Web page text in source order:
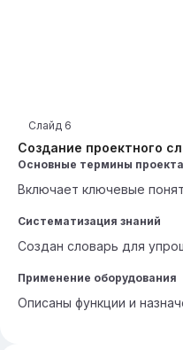
Создание проектного
Слайд 6
Основные термины проекта
Включает ключевые
Систематизация знаний
Создан словарь для
Применение оборудования
Описаны функции и